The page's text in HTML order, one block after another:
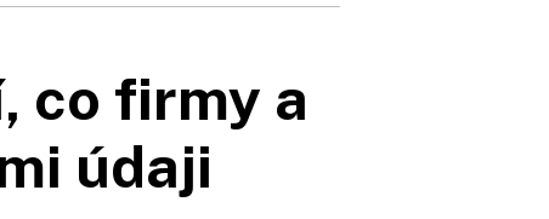
co firmy a
údaji